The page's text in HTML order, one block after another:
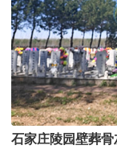
石家庄陵园壁葬